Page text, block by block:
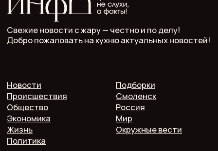
Публичная оферта
Политика конфиденциальности
Согласие на обработку персональных данных